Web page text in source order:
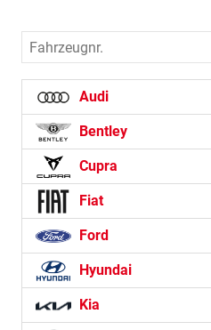
Fahrzeugnr.
Audi
Bentley
Cupra
Fiat
Ford
Hyundai
Kia